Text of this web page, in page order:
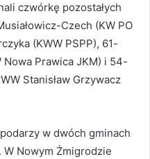
czwórkę pozostałych
Czech (KW PO
(KWW PSPP), 61-
Nowa Prawica JKM) i 54-
Stanisław Grzywacz
w dwóch gminach
Nowym Żmigrodzie